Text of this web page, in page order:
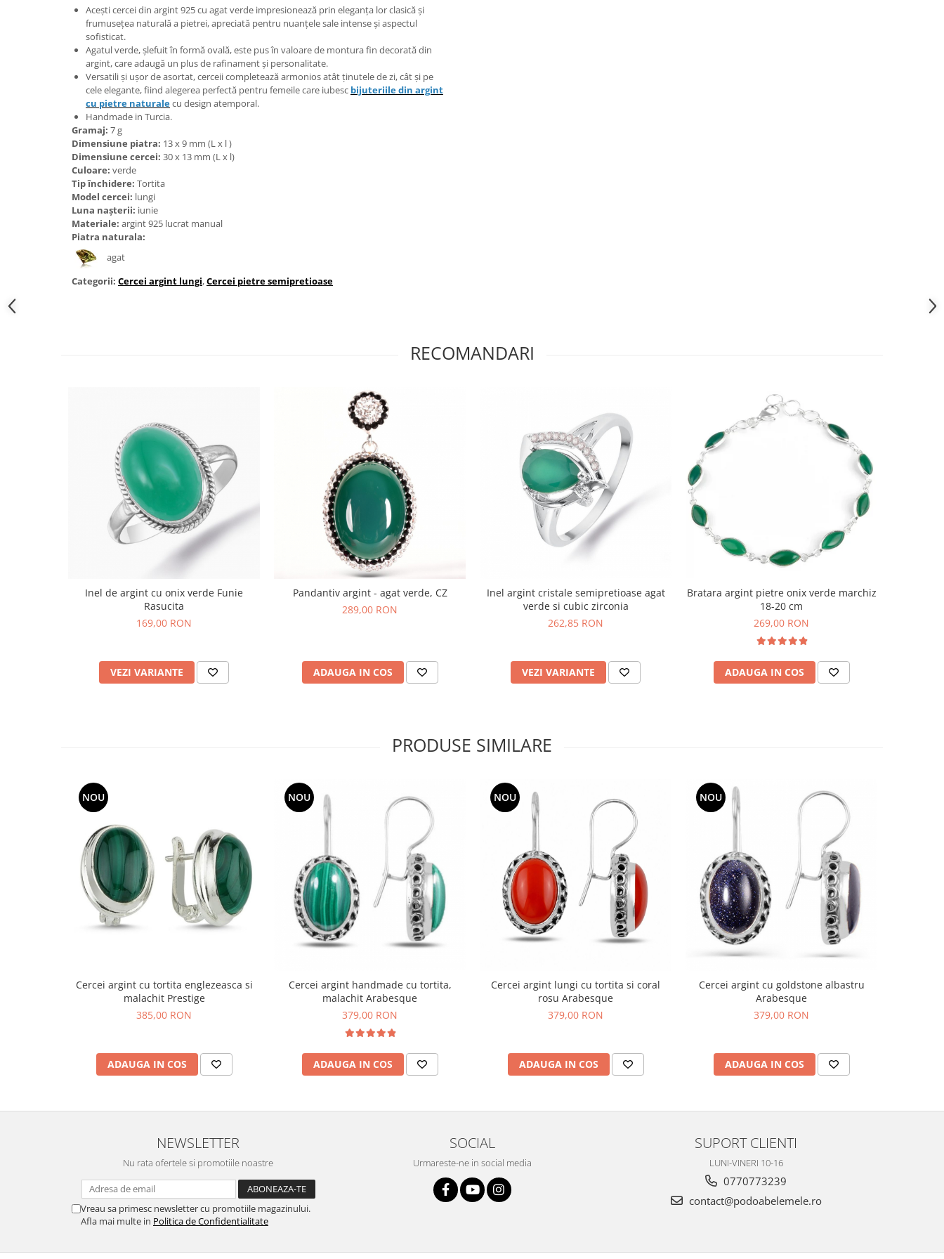
Bijuterii peridot
Bijuterii perle
Bijuterii piatra lunii
Bijuterii piatra soarelui
Bijuterii rodocrozit
Bijuterii rubin
Bijuterii safir
Bijuterii sidef si abalone
Bijuterii smarald
Bijuterii sodalit
Bijuterii tanzanit
Bijuterii topaz
Acești cercei din argint 925 cu agat verde impresionează prin eleganța lor clasică și
frumusețea naturală a pietrei, apreciată pentru nuanțele sale intense și aspectul
sofisticat.
Agatul verde, șlefuit în formă ovală, este pus în valoare de montura fin decorată din
argint, care adaugă un plus de rafinament și personalitate.
Versatili și ușor de asortat, cerceii completează armonios atât ținutele de zi, cât și pe
cele elegante, fiind alegerea perfectă pentru femeile care iubesc bijuteriile din argint
cu pietre naturalecu design atemporal.
Handmade in Turcia.
Gramaj: 7 g
Dimensiune piatra: 13 x 9 mm (L x l )
Dimensiune cercei: 30 x 13 mm (L x l)
Culoare: verde
Tip închidere: Tortita
Model cercei: lungi
Luna nașterii: iunie
Materiale: argint 925 lucrat manual
Piatra naturala:
agat
Categorii: Cercei argint lungi,Cercei pietre semipretioase
RECOMANDARI
Inel de argint cu onix verde Funie
Rasucita
169,00 RON
VEZI VARIANTE
Pandantiv argint - agat verde, CZ
289,00 RON
ADAUGA IN COS
Inel argint cristale semipretioase agat
verde si cubic zirconia
262,85 RON
VEZI VARIANTE
Bratara argint pietre onix verde marchiz
18-20 cm
269,00 RON
ADAUGA IN COS
PRODUSE SIMILARE
NOU
Cercei argint cu tortita englezeasca si
malachit Prestige
385,00 RON
ADAUGA IN COS
NOU
Cercei argint handmade cu tortita,
malachit Arabesque
379,00 RON
ADAUGA IN COS
NOU
Cercei argint lungi cu tortita si coral
rosu Arabesque
379,00 RON
ADAUGA IN COS
NOU
Cercei argint cu goldstone albastru
Arabesque
379,00 RON
ADAUGA IN COS
NEWSLETTER
Nu rata ofertele si promotiile noastre
Vreau sa primesc newsletter cu promotiile magazinului.
Afla mai multe in Politica de Confidentialitate
SOCIAL
Urmareste-ne in social media
SUPORT CLIENTI
LUNI-VINERI 10-16
0770773239
contact@podoabelemele.ro